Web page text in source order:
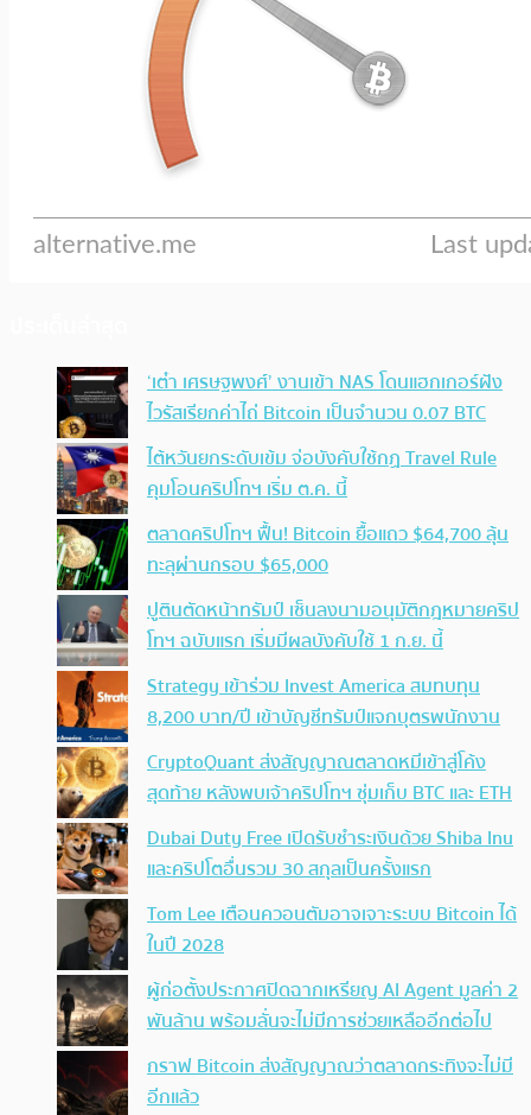
‘เต๋า เศรษฐพงศ์’ งานเข้า NAS โดนแฮกเกอร์ฝัง
ไวรัสเรียกค่าไถ่ Bitcoin เป็นจำนวน 0.07 BTC
ไต้หวันยกระดับเข้ม จ่อบังคับใช้กฏ Travel Rule
คุมโอนคริปโทฯ เริ่ม ต.ค. นี้
ตลาดคริปโทฯ ฟื้น! Bitcoin ยื้อแถว $64,700 ลุ้น
ทะลุผ่านกรอบ $65,000
ปูตินตัดหน้าทรัมป์ เซ็นลงนามอนุมัติกฎหมายคริป
โทฯ ฉบับแรก เริ่มมีผลบังคับใช้ 1 ก.ย. นี้
Strategy เข้าร่วม Invest America สมทบทุน
8,200 บาท/ปี เข้าบัญชีทรัมป์แจกบุตรพนักงาน
CryptoQuant ส่งสัญญาณตลาดหมีเข้าสู่โค้ง
สุดท้าย หลังพบเจ้าคริปโทฯ ซุ่มเก็บ BTC และ ETH
Dubai Duty Free เปิดรับชำระเงินด้วย Shiba Inu
และคริปโตอื่นรวม 30 สกุลเป็นครั้งแรก
Tom Lee เตือนควอนตัมอาจเจาะระบบ Bitcoin ได้
ในปี 2028
ผู้ก่อตั้งประกาศปิดฉากเหรียญ AI Agent มูลค่า 2
พันล้าน พร้อมลั่นจะไม่มีการช่วยเหลืออีกต่อไป
กราฟ Bitcoin ส่งสัญญาณว่าตลาดกระทิงจะไม่มี
อีกแล้ว